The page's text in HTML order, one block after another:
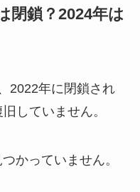
閉鎖？2024年は
2022年に閉鎖され
していません。
かっていません。